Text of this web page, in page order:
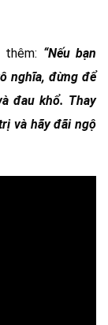
“Nếu bạn
nghĩa, đừng để
đau khổ. Thay
và hãy đãi ngộ